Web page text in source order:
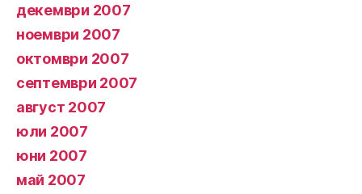
декември 2007
ноември 2007
октомври 2007
септември 2007
август 2007
юли 2007
юни 2007
май 2007